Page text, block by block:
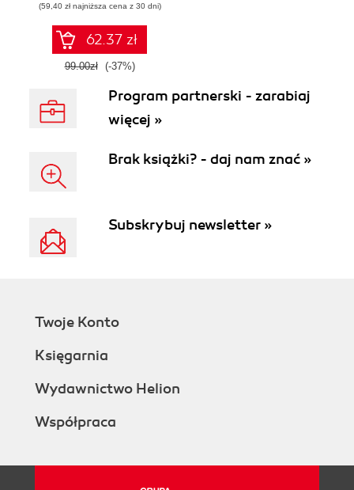
gotowych do pracy
(59,40 zł najniższa cena z 30 dni)
62.37 zł
99.00zł (-37%)
Program partnerski - zarabiaj
więcej »
Brak książki? - daj nam znać »
Subskrybuj newsletter »
Twoje Konto
Księgarnia
Wydawnictwo Helion
Współpraca